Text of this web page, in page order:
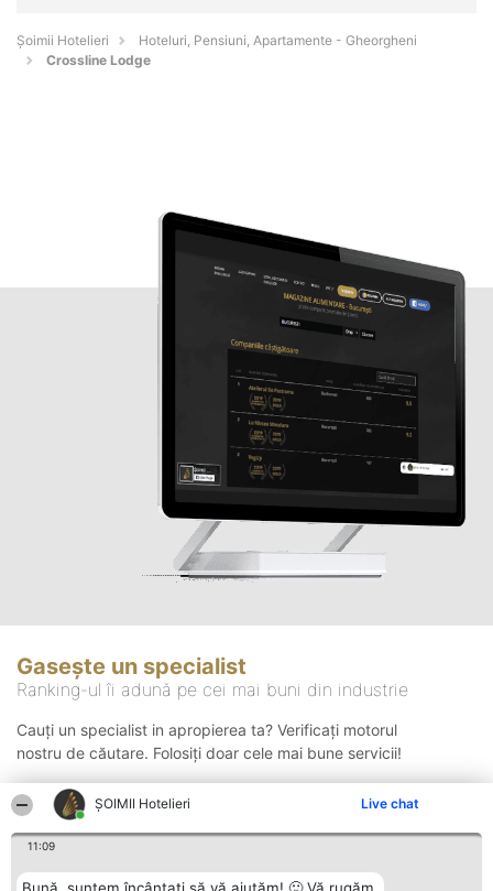
ȘOIMII Hotelieri Live chat
11:09
Șoimii Hotelieri
Hoteluri, Pensiuni, Apartamente - Gheorgheni
Crossline Lodge
Gasește un specialist
Ranking-ul îi adună pe cei mai buni din industrie
Cauți un specialist in apropierea ta? Verificați motorul
nostru de căutare. Folosiți doar cele mai bune servicii!